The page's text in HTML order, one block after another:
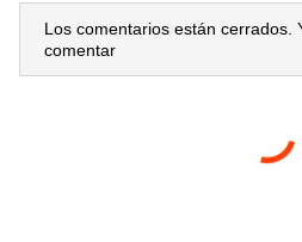
Los comentarios están cerrados.
comentar